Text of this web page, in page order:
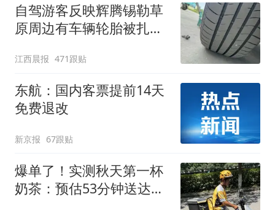
自驾游客反映辉腾锡勒草
原周边有车辆轮胎被扎，
元，官方发布情况通报
江西晨报 471跟贴
东航：国内客票提前14天
免费退改
新京报 67跟贴
爆单了！实测秋天第一杯
奶茶：预估53分钟送达，